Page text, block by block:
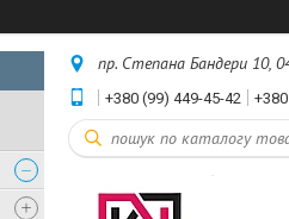
пр. Степана Бандери 10,
+380 (99) 449-45-42